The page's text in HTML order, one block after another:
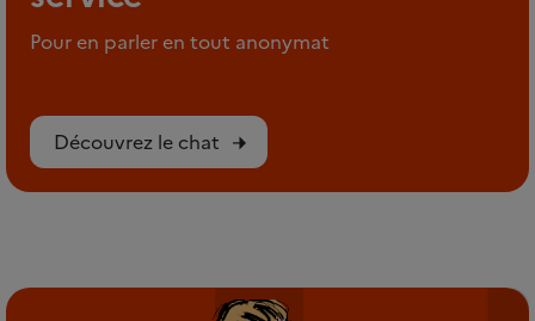
Pour en parler en tout anonymat
Découvrez le chat